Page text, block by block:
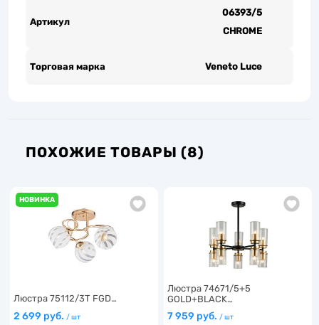
Артикул
06393/5
CHROME
Торговая марка Veneto Luce
ПОХОЖИЕ ТОВАРЫ (8)
НОВИНКА
Люстра 75112/3T FGD…
2 699 руб. / шт
Люстра 74671/5+5
GOLD+BLACK…
7 959 руб. / шт